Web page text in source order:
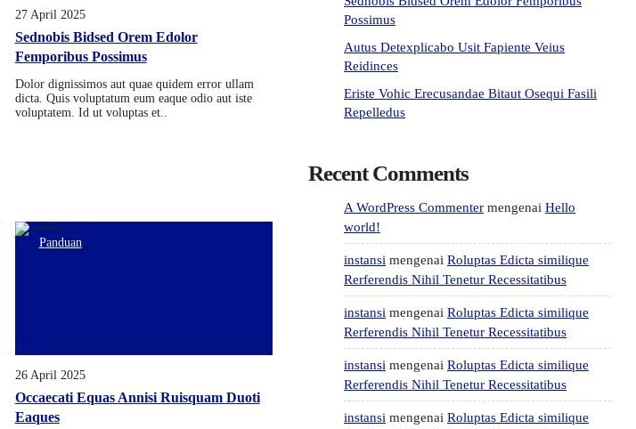
27 April 2025
Sednobis Bidsed Orem Edolor
Femporibus Possimus
Dolor dignissimos aut quae quidem error ullam
dicta. Quis voluptatum eum eaque odio aut iste
voluptatem. Id ut voluptas et..
Panduan
26 April 2025
Occaecati Equas Annisi Ruisquam Duoti
Eaques
Possimus
Autus Detexplicabo Usit Fapiente Veius
Reidinces
Eriste Vohic Erecusandae Bitaut Osequi Fasili
Repelledus
Recent Comments
A WordPress Commenter mengenai Hello
world!
instansi mengenai Roluptas Edicta similique
Rerferendis Nihil Tenetur Recessitatibus
instansi mengenai Roluptas Edicta similique
Rerferendis Nihil Tenetur Recessitatibus
instansi mengenai Roluptas Edicta similique
Rerferendis Nihil Tenetur Recessitatibus
instansi mengenai Roluptas Edicta similique